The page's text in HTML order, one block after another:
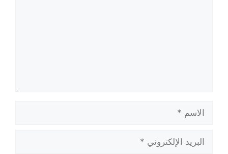
الإلكتروني